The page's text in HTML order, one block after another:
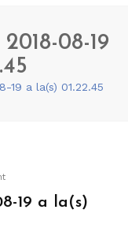
08-19
19 a la(s) 01.22.45
19 a la(s)